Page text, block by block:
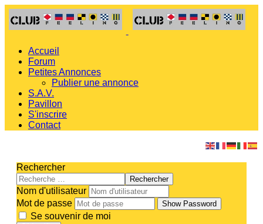
Accueil
Forum
Petites Annonces
Publier une annonce
S.A.V.
Pavillon
S'inscrire
Contact
Rechercher
Rechercher
Nom d'utilisateur
Mot de passe
Show Password
Se souvenir de moi